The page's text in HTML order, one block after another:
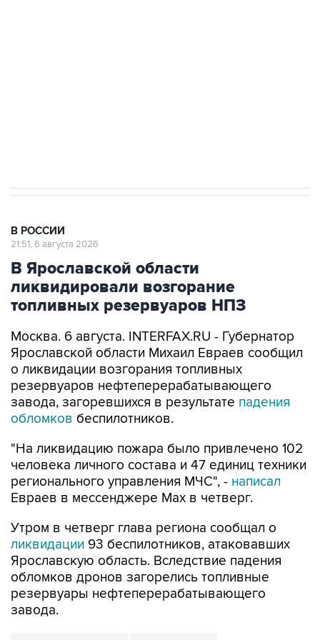
В РОССИИ
21:51, 6 августа 2026
В Ярославской области
ликвидировали возгорание
топливных резервуаров НПЗ
Москва. 6 августа. INTERFAX.RU - Губернатор
Ярославской области Михаил Евраев сообщил
о ликвидации возгорания топливных
резервуаров нефтеперерабатывающего
завода, загоревшихся в результате падения
обломков беспилотников.
"На ликвидацию пожара было привлечено 102
человека личного состава и 47 единиц техники
регионального управления МЧС", - написал
Евраев в мессенджере Мах в четверг.
Утром в четверг глава региона сообщал о
ликвидации 93 беспилотников, атаковавших
Ярославскую область. Вследствие падения
обломков дронов загорелись топливные
резервуары нефтеперерабатывающего
завода.